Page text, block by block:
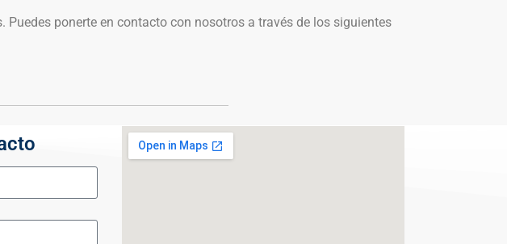
ponerte en contacto con nosotros a través de los siguientes